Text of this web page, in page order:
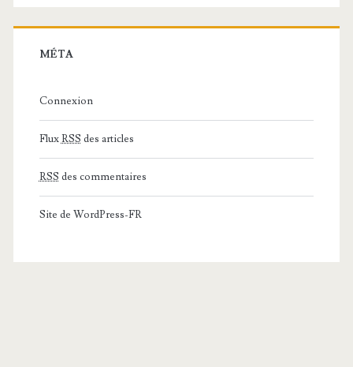
MÉTA
Connexion
FluxRSS des articles
RSS des commentaires
Site de WordPress-FR